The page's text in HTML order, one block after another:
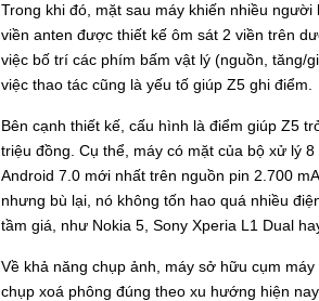
Trong khi đó, mặt sau máy khiến nhiều
viền anten được thiết kế ôm sát 2 viền trên
việc bố trí các phím bấm vật lý (nguồn, tăng/
việc thao tác cũng là yếu tố giúp Z5 ghi điểm.
Bên cạnh thiết kế, cấu hình là điểm giúp Z5
triệu đồng. Cụ thể, máy có mặt của bộ xử lý
Android 7.0 mới nhất trên nguồn pin 2.700
nhưng bù lại, nó không tốn hao quá nhiều
tầm giá, như Nokia 5, Sony Xperia L1 Dual
Về khả năng chụp ảnh, máy sở hữu cụm
chụp xoá phông đúng theo xu hướng hiện